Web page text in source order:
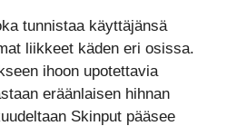
tunnistaa käyttäjänsä
liikkeet käden eri osissa.
ihoon upotettavia
eräänlaisen hihnan
Skinput pääsee